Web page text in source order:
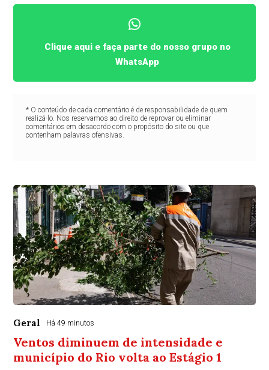
Clique aqui e faça parte do nosso grupo no
WhatsApp
* O conteúdo de cada comentário é de responsabilidade de quem
realizá-lo. Nos reservamos ao direito de reprovar ou eliminar
comentários em desacordo com o propósito do site ou que
contenham palavras ofensivas.
Geral Há 49 minutos
Ventos diminuem de intensidade e
município do Rio volta ao Estágio 1